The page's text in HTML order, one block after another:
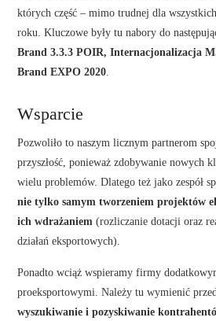
których część – mimo trudnej dla
roku. Kluczowe były tu nabory do
Brand 3.3.3 POIR, Internacjonalizacja
Brand EXPO 2020
Wsparcie
Pozwoliło to naszym licznym partnerom
przyszłość, ponieważ zdobywanie nowych
wielu problemów. Dlatego też jako zespół
nie tylko samym tworzeniem projektów
ich wdrażaniem (rozliczanie dotacji oraz
działań eksportowych).
Ponadto wciąż wspieramy firmy
proeksportowymi. Należy tu wymienić
wyszukiwanie i pozyskiwanie